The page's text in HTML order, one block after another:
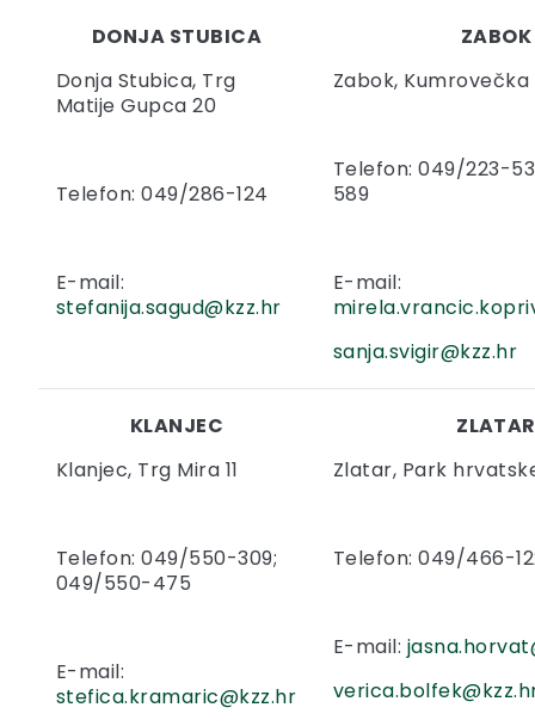
DONJA STUBICA
Donja Stubica, Trg
Matije Gupca 20
Telefon: 049/286-124
E-mail:
stefanija.sagud@kzz.hr
ZABOK
Zabok, Kumrovečka
Telefon: 049/223-
589
E-mail:
sanja.svigir@kzz.hr
KLANJEC
Klanjec, Trg Mira 11
Telefon: 049/550-309;
049/550-475
E-mail:
stefica.kramaric@kzz.hr
ZLATAR
Zlatar, Park
Telefon: 049/466-
E-mail: